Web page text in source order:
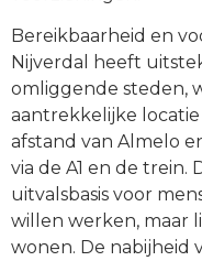
Bereikbaarheid en
Nijverdal heeft
omliggende steden,
aantrekkelijke
afstand van Almelo
via de A1 en de trein.
uitvalsbasis voor
willen werken, maar
wonen. De nabijheid